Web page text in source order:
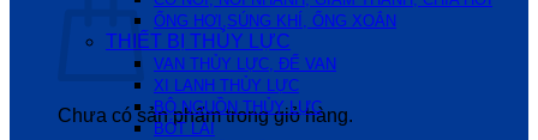
Chưa có sản phẩm trong giỏ hàng.
ỐNG HƠI,SÚNG KHÍ, ỐNG XOẮN
THIẾT BỊ THỦY LỰC
VAN THỦY LỰC, ĐẾ VAN
XI LANH THỦY LỰC
BỘ NGUỒN THỦY LỰC
BÓT LÁI